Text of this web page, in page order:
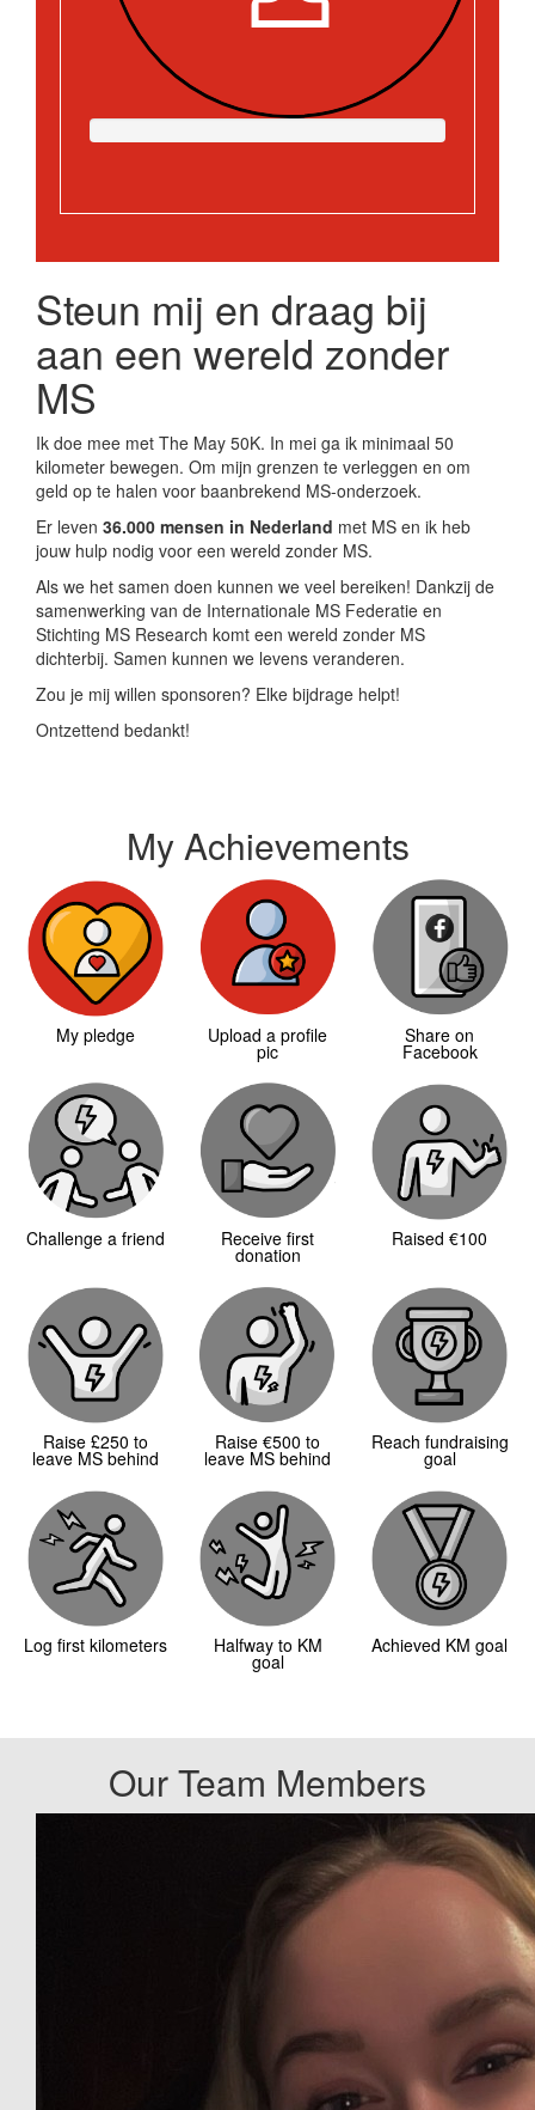
Steun mij en draag bij
aan een wereld zonder
MS
Ik doe mee met The May 50K. In mei ga ik minimaal 50
kilometer bewegen. Om mijn grenzen te verleggen en om
geld op te halen voor baanbrekend MS-onderzoek.
Er leven 36.000 mensen in Nederland met MS en ik heb
jouw hulp nodig voor een wereld zonder MS.
Als we het samen doen kunnen we veel bereiken! Dankzij de
samenwerking van de Internationale MS Federatie en
Stichting MS Research komt een wereld zonder MS
dichterbij. Samen kunnen we levens veranderen.
Zou je mij willen sponsoren? Elke bijdrage helpt!
Ontzettend bedankt!
My Achievements
My pledge Upload a profile
pic
Share on
Facebook
Challenge a friend Receive first
donation
Raised €100
Raise £250 to
leave MS behind
Raise €500 to
leave MS behind
Reach fundraising
goal
Log first kilometers Halfway to KM
goal
Achieved KM goal
Our Team Members